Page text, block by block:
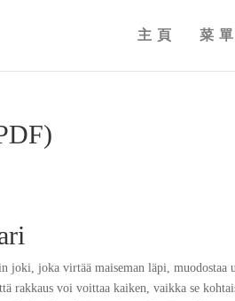
主頁 菜單
joki, joka virtää maiseman läpi, muodostaa
rakkaus voi voittaa kaiken, vaikka se